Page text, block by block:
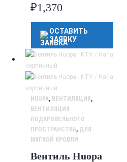
₽1,370
ОСТАВИТЬ
ЗАЯВКУ
HUOPA, ВЕНТИЛЯЦИЯ,
ВЕНТИЛЯЦИЯ
ПОДКРОВЕЛЬНОГО
ПРОСТРАНСТВА, ДЛЯ
МЯГКОЙ КРОВЛИ
Вентиль Huopa